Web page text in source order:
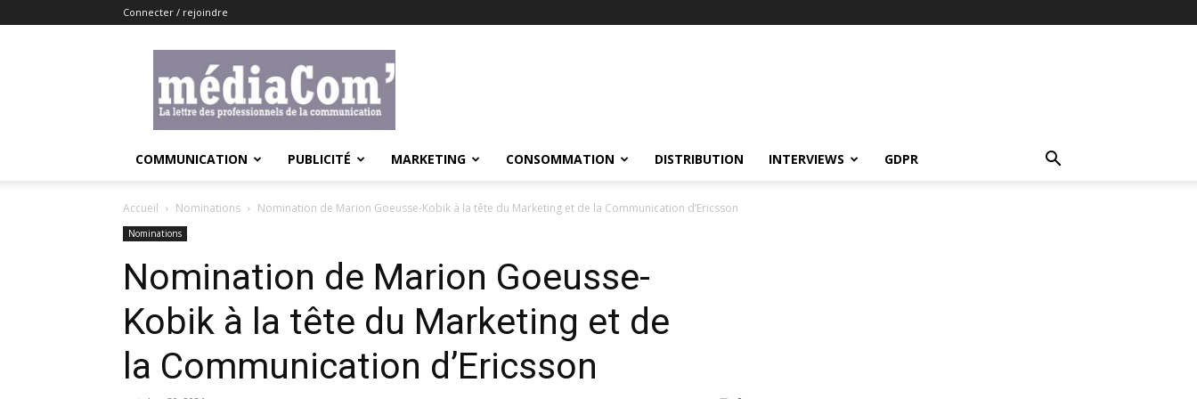
Connecter / rejoindre
COMMUNICATION PUBLICITÉ MARKETING CONSOMMATION DISTRIBUTION INTERVIEWS GDPR
Accueil Nominations Nomination de Marion Goeusse-Kobik à la tête du Marketing et de la Communication d’Ericsson
Nominations
Nomination de Marion Goeusse-
Kobik à la tête du Marketing et de
la Communication d’Ericsson